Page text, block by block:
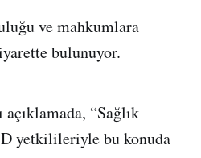
ve mahkumlara
bulunuyor.
“Sağlık
yetkilileriyle bu konuda